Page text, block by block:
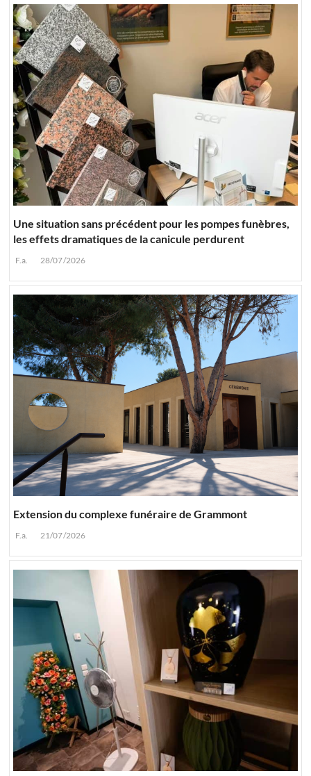
Une situation sans précédent pour les pompes funèbres,
les effets dramatiques de la canicule perdurent
F.a. 28/07/2026
Extension du complexe funéraire de Grammont
F.a. 21/07/2026